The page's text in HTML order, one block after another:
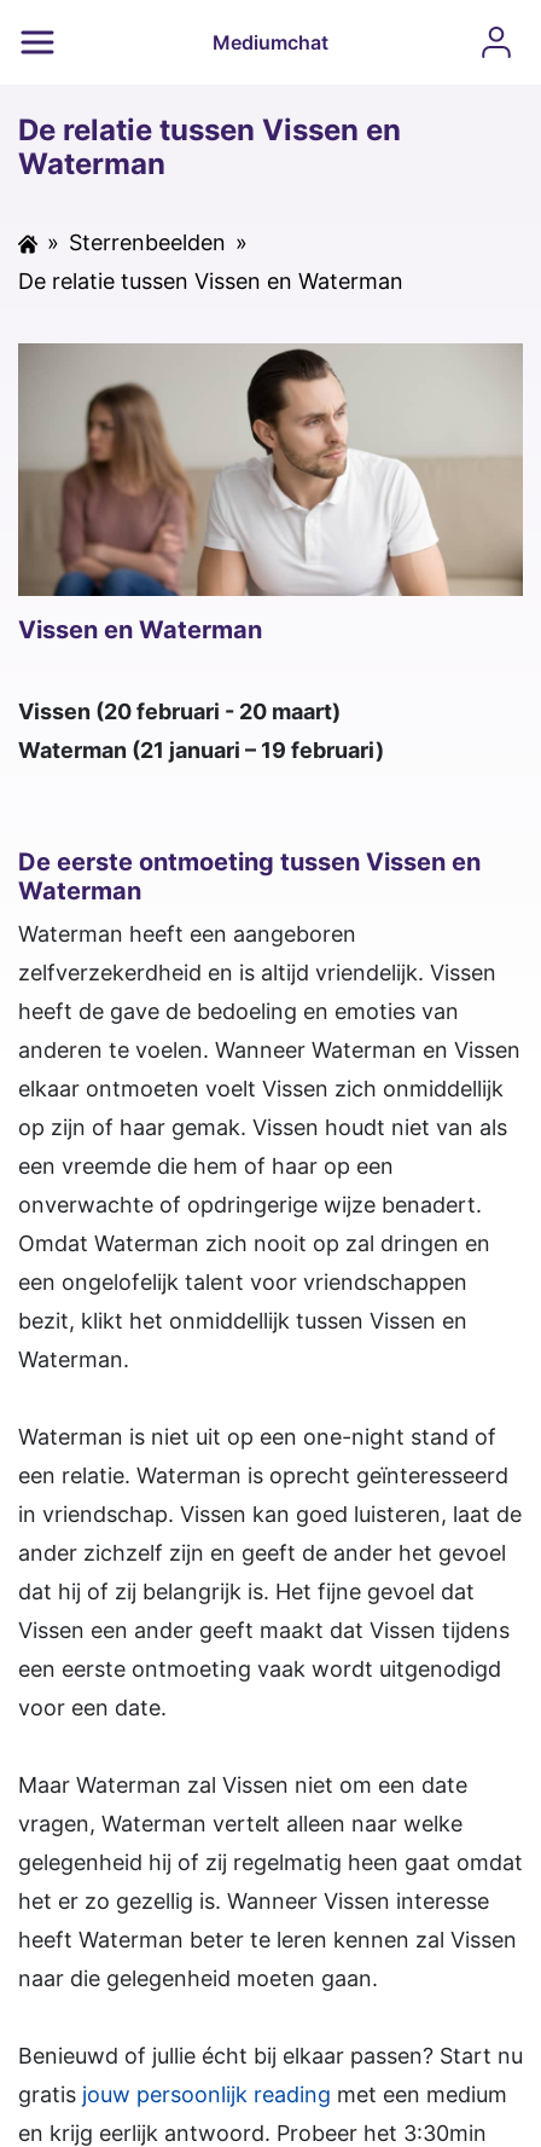
Mediumchat
De relatie tussen Vissen en
Waterman
» Sterrenbeelden »
De relatie tussen Vissen en Waterman
Vissen en Waterman
Vissen (20 februari - 20 maart)
Waterman (21 januari – 19 februari)
De eerste ontmoeting tussen Vissen en
Waterman
Waterman heeft een aangeboren
zelfverzekerdheid en is altijd vriendelijk. Vissen
heeft de gave de bedoeling en emoties van
anderen te voelen. Wanneer Waterman en Vissen
elkaar ontmoeten voelt Vissen zich onmiddellijk
op zijn of haar gemak. Vissen houdt niet van als
een vreemde die hem of haar op een
onverwachte of opdringerige wijze benadert.
Omdat Waterman zich nooit op zal dringen en
een ongelofelijk talent voor vriendschappen
bezit, klikt het onmiddellijk tussen Vissen en
Waterman.
Waterman is niet uit op een one-night stand of
een relatie. Waterman is oprecht geïnteresseerd
in vriendschap. Vissen kan goed luisteren, laat de
ander zichzelf zijn en geeft de ander het gevoel
dat hij of zij belangrijk is. Het fijne gevoel dat
Vissen een ander geeft maakt dat Vissen tijdens
een eerste ontmoeting vaak wordt uitgenodigd
voor een date.
Maar Waterman zal Vissen niet om een date
vragen, Waterman vertelt alleen naar welke
gelegenheid hij of zij regelmatig heen gaat omdat
het er zo gezellig is. Wanneer Vissen interesse
heeft Waterman beter te leren kennen zal Vissen
naar die gelegenheid moeten gaan.
Benieuwd of jullie écht bij elkaar passen? Start nu
gratis jouw persoonlijk reading met een medium
en krijg eerlijk antwoord. Probeer het 3:30min